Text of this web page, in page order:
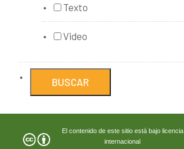
Texto
Video
El contenido de este sitio está bajo licencia
internacional